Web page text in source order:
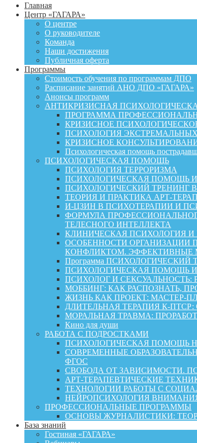
Главная
Центр «ГАГАРА»
О центре
О руководителе
Команда
Наши достижения
Публичная оферта
Программы
Стоимость обучения по программам ДПО
Расписание занятий АНО ДПО «ГАГАРА»
Анонсы программ
АНТИКРИЗИСНАЯ
ПРОГРАММА
КРИЗИСНОЕ
ПСИХОЛОГИЯ
КРИЗИСНОЕ
Психологическая помощь
ПСИХОЛОГИЧЕСКАЯ ПОМОЩЬ
ПСИХОЛОГИЯ ТЕРРОРИЗМА
ПСИХОЛОГИЧЕСКАЯ ПОМОЩЬ И
ПСИХОЛОГИЧЕСКИЙ ТРЕНИНГ
ТЕОРИЯ И ПРАКТИКА АРТ-
И-ЦЗИН В ПСИХОТЕРАПИИ И
ФОРМУЛА
ТЕЛЕСНОГО ИНТЕЛЛЕКТА
КЛИНИЧЕСКАЯ ПСИХОЛОГИЯ
ОСОБЕННОСТИ ОРГАНИЗАЦИИ
КОНФЛИКТОМ. ЭФФЕКТИВНЫЕ
Программа
ПСИХОЛОГИЧЕСКАЯ ПОМОЩЬ И
ПСИХОЛОГ И
МОББИНГ: КАК РАСПОЗНАТЬ,
ЖИЗНЬ КАК ПРОЕКТ:
ДЛИТЕЛЬНАЯ ТЕРАПИЯ К-
МОРАЛЬНАЯ ТРАВМА:
Кино для души
РАБОТА С ПОДРОСТКАМИ
ПСИХОЛОГИЧЕСКАЯ ПОМОЩЬ
СОВРЕМЕННЫЕ
ФГОС
СВОБОДА ОТ ЗАВИСИМОСТИ.
АРТ-ТЕРАПЕВТИЧЕСКИЕ
ТЕХНОЛОГИИ РАБОТЫ С
НЕЙРОПСИХОЛОГИЯ
ПРОФЕССИОНАЛЬНЫЕ ПРОГРАММЫ
ОСНОВЫ ЖУРНАЛИСТИКИ:
База знаний
Гостиная «ГАГАРА»